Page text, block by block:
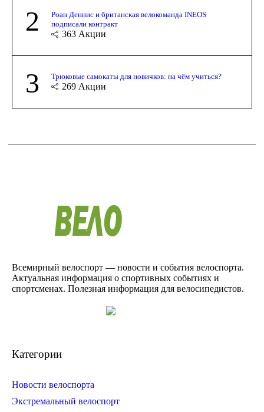
2
Роан Деннис и британская велокоманда INEOS
подписали контракт
363 Акции
3 Трюковые самокаты для новичков: на чём учиться?
269 Акции
Всемирный велоспорт — новости и события велоспорта.
Актуальная информация о спортивных событиях и
спортсменах. Полезная информация для велосипедистов.
Категории
Новости велоспорта
Экстремальный велоспорт